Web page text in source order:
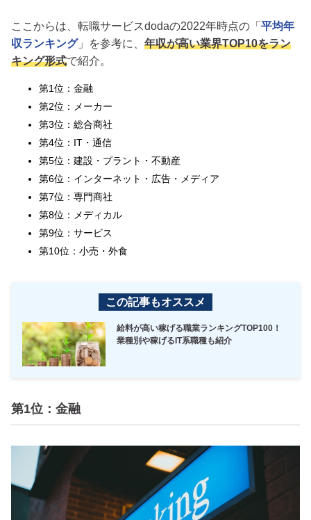
ここからは、転職サービスdodaの2022年時点の「 平均年
収ランキング」を参考に、 年収が高い業界TOP10をラン
キング形式で紹介。
第1位：金融
第2位：メーカー
第3位：総合商社
第4位：IT・通信
第5位：建設・プラント・不動産
第6位：インターネット・広告・メディア
第7位：専門商社
第8位：メディカル
第9位：サービス
第10位：小売・外食
この記事もオススメ
給料が高い稼げる職業ランキングTOP100！
業種別や稼げるIT系職種も紹介
第1位：金融